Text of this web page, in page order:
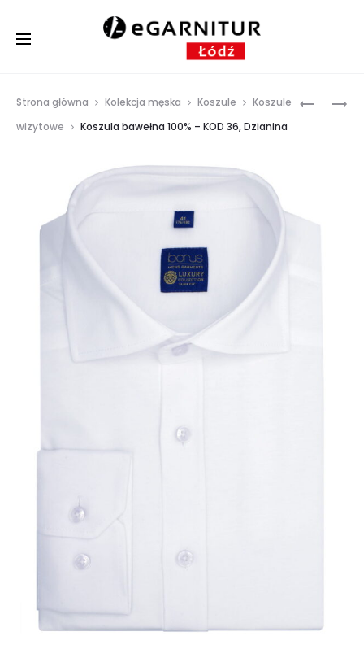
KOSZULA
KOSZULA
Strona główna Kolekcja męska Koszule
Koszule
wizytowe
Koszula bawełna 100% – KOD 36, Dzianina